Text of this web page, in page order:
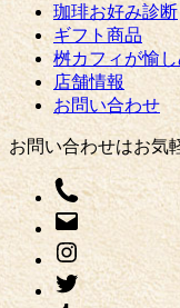
珈琲お好み診断
ギフト商品
桝カフィが愉
店舗情報
お問い合わせ
お問い合わせはお気